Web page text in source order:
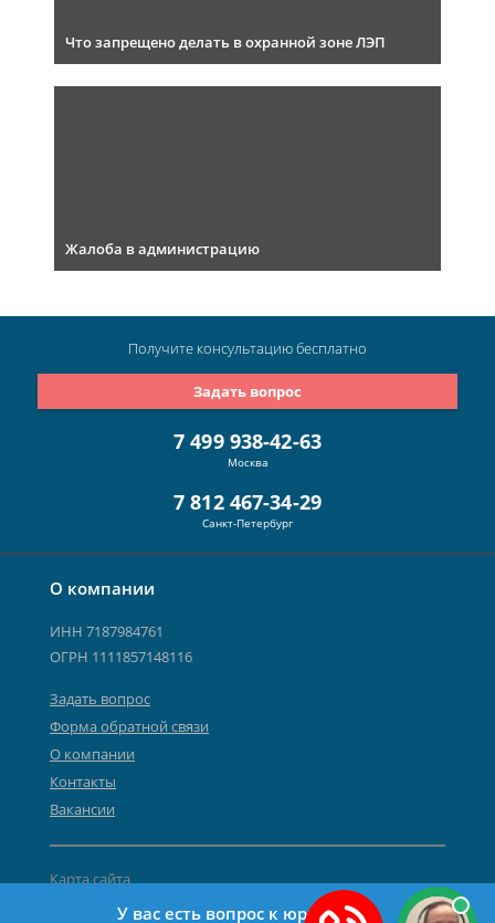
Что запрещено делать в охранной зоне ЛЭП
Жалоба в администрацию
О компании
ИНН 7187984761
ОГРН 1111857148116
Задать вопрос
Форма обратной связи
О компании
Контакты
Вакансии
Карта сайта
Политика персональных данных
7 499 938-42-63
Москва
7 812 467-34-29
Санкт-Петербург
Задать вопрос
Получите консультациюбесплатно
У вас есть вопрос к юристу?